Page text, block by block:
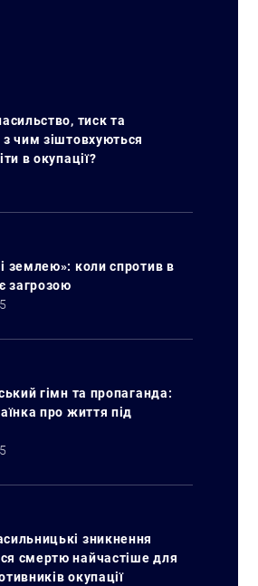
тиск та
чим зіштовхуються
в окупації?
землею»: коли спротив в
загрозою
гімн та пропаганда:
про життя під
зникнення
смертю найчастіше для
окупації